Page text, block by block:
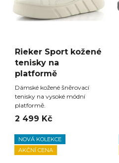
Rieker Sport kožené
tenisky na
platformě
Dámské kožené šněrovací
tenisky na vysoké módní
platformě.
2 499 Kč
NOVÁ KOLEKCE
AKČNÍ CENA